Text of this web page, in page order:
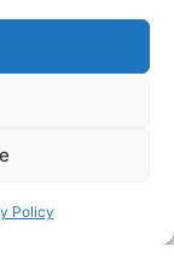
Policy